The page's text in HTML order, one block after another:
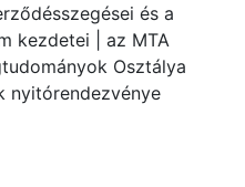
és a
kezdetei | az MTA
Osztálya
nyitórendezvénye